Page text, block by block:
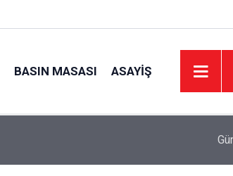
BASIN MASASI ASAYIŞ
Köy